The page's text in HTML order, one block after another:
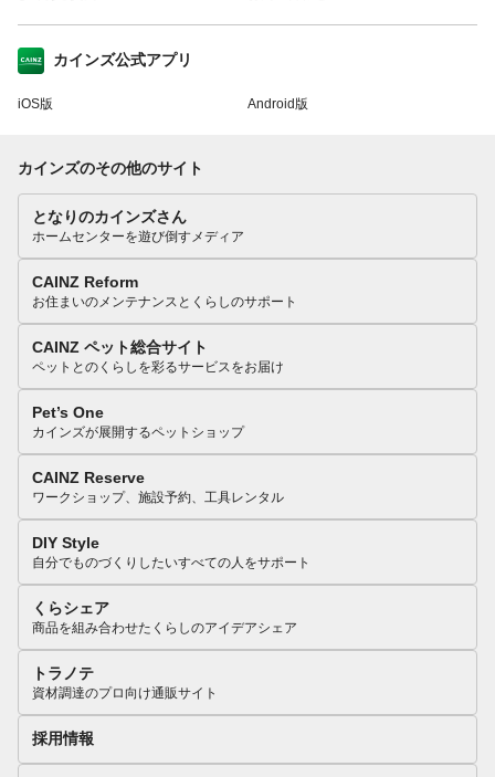
カインズ公式アプリ
iOS版 Android版
カインズのその他のサイト
となりのカインズさん
ホームセンターを遊び倒すメディア
CAINZ Reform
お住まいのメンテナンスとくらしのサポート
CAINZ ペット総合サイト
ペットとのくらしを彩るサービスをお届け
Pet’s One
カインズが展開するペットショップ
CAINZ Reserve
ワークショップ、施設予約、工具レンタル
DIY Style
自分でものづくりしたいすべての人をサポート
くらシェア
商品を組み合わせたくらしのアイデアシェア
トラノテ
資材調達のプロ向け通販サイト
採用情報